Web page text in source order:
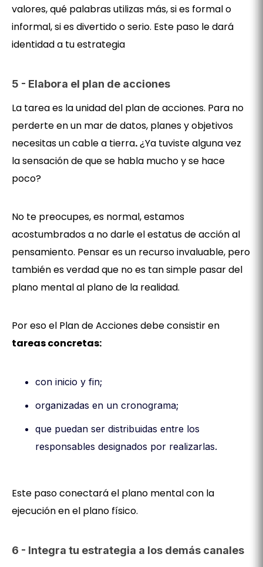
valores, qué palabras utilizas más, si es formal o
informal, si es divertido o serio. Este paso le dará
identidad a tu estrategia
5 - Elabora el plan de acciones
La tarea es la unidad del plan de acciones. Para no
perderte en un mar de datos, planes y objetivos
necesitas un cable a tierra.¿Ya tuviste alguna vez
la sensación de que se habla mucho y se hace
poco?
No te preocupes, es normal, estamos
acostumbrados a no darle el estatus de acción al
pensamiento. Pensar es un recurso invaluable, pero
también es verdad que no es tan simple pasar del
plano mental al plano de la realidad.
Por eso el Plan de Acciones debe consistir en
tareas concretas:
con inicio y fin;
organizadas en un cronograma;
que puedan ser distribuidas entre los
responsables designados por realizarlas.
Este paso conectará el plano mental con la
ejecución en el plano físico.
6 - Integra tu estrategia a los demás canales